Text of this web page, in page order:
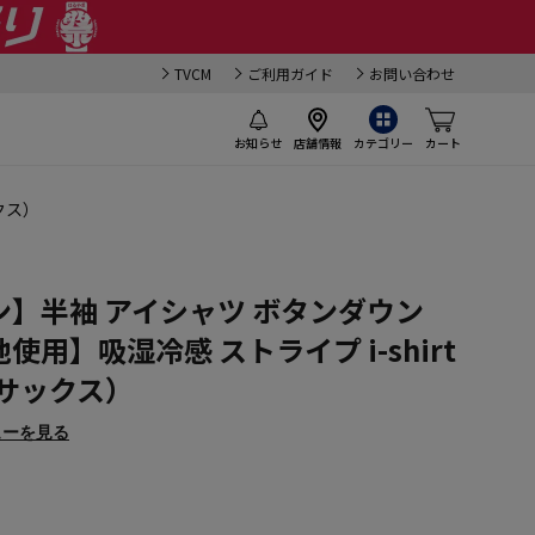
TVCM ご利用ガイド お問い合わせ
お知らせ 店舗情報 カテゴリー カート
）
半袖 アイシャツ ボタンダウン
使用】吸湿冷感 ストライプ i-shirt
クス）
を見る